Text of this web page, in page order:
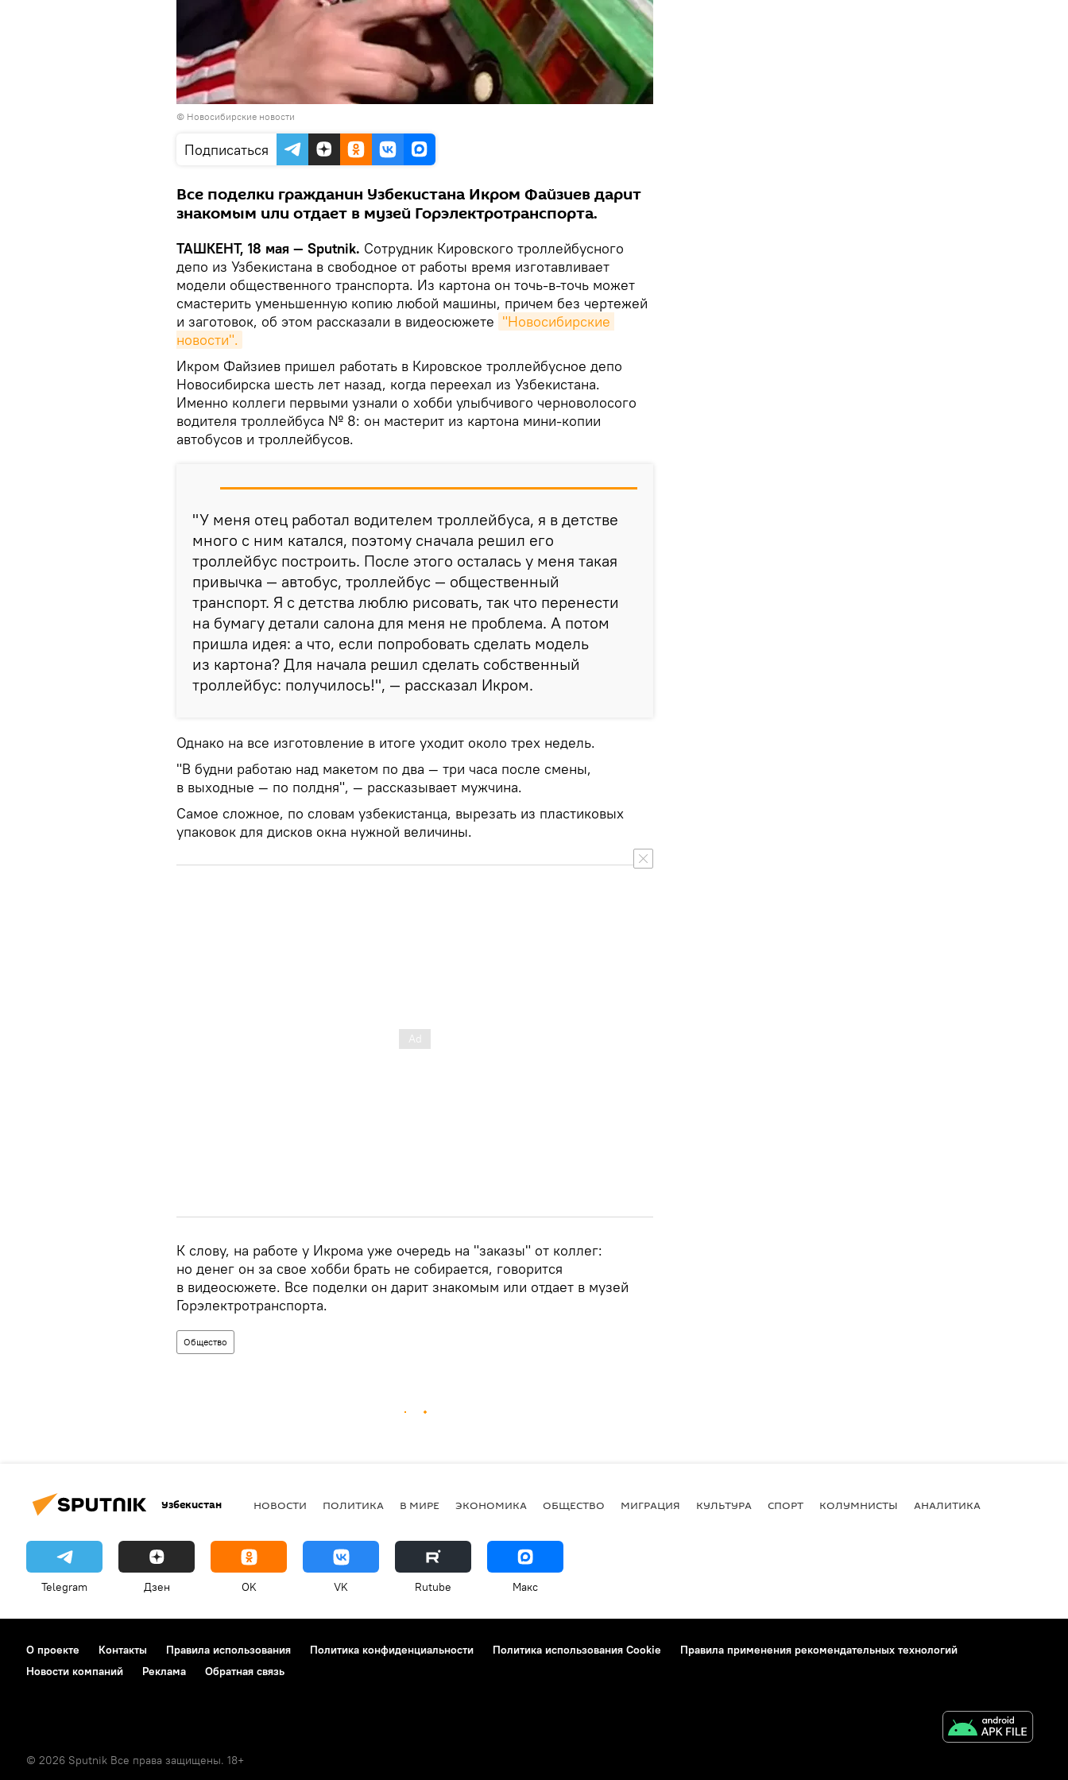
© Новосибирские новости
Подписаться
Все поделки гражданин Узбекистана Икром Файзиев дарит
знакомым или отдает в музей Горэлектротранспорта.
ТАШКЕНТ, 18 мая — Sputnik. Сотрудник Кировского троллейбусного
депо из Узбекистана в свободное от работы время изготавливает
модели общественного транспорта. Из картона он точь-в-точь может
смастерить уменьшенную копию любой машины, причем без чертежей
и заготовок, об этом рассказали в видеосюжете "Новосибирские
новости".
Икром Файзиев пришел работать в Кировское троллейбусное депо
Новосибирска шесть лет назад, когда переехал из Узбекистана.
Именно коллеги первыми узнали о хобби улыбчивого черноволосого
водителя троллейбуса № 8: он мастерит из картона мини-копии
автобусов и троллейбусов.
"У меня отец работал водителем троллейбуса, я в детстве
много с ним катался, поэтому сначала решил его
троллейбус построить. После этого осталась у меня такая
привычка — автобус, троллейбус — общественный
транспорт. Я с детства люблю рисовать, так что перенести
на бумагу детали салона для меня не проблема. А потом
пришла идея: а что, если попробовать сделать модель
из картона? Для начала решил сделать собственный
троллейбус: получилось!", — рассказал Икром.
Однако на все изготовление в итоге уходит около трех недель.
"В будни работаю над макетом по два — три часа после смены,
в выходные — по полдня", — рассказывает мужчина.
Самое сложное, по словам узбекистанца, вырезать из пластиковых
упаковок для дисков окна нужной величины.
К слову, на работе у Икрома уже очередь на "заказы" от коллег:
но денег он за свое хобби брать не собирается, говорится
в видеосюжете. Все поделки он дарит знакомым или отдает в музей
Горэлектротранспорта.
Общество
Узбекистан НОВОСТИ ПОЛИТИКА В МИРЕ ЭКОНОМИКА ОБЩЕСТВО МИГРАЦИЯ КУЛЬТУРА СПОРТ КОЛУМНИСТЫ АНАЛИТИКА
Telegram Дзен OK VK Rutube Макс
О проекте Контакты Правила использования Политика конфиденциальности Политика использования Cookie
Правила применения рекомендательных технологий
Новости компаний
Реклама Обратная связь
© 2026 Sputnik Все права защищены. 18+